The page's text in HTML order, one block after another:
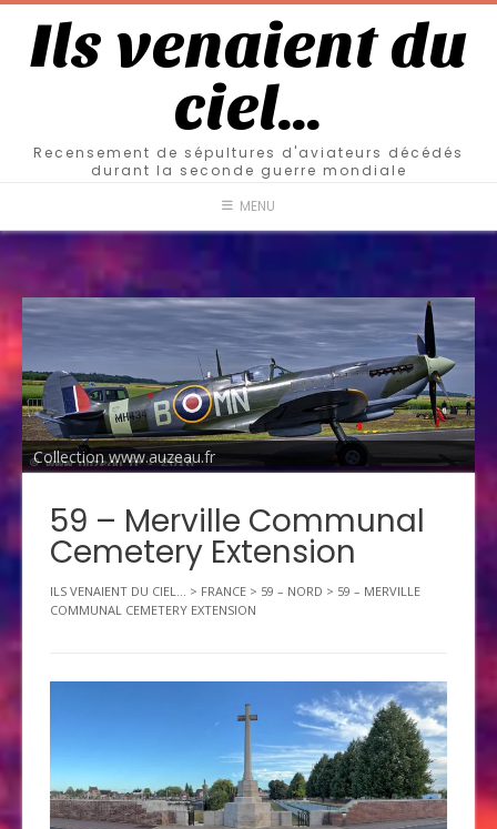
Ils venaient du
ciel…
Recensement de sépultures d'aviateurs décédés
durant la seconde guerre mondiale
MENU
Collection www.auzeau.fr
59 – Merville Communal
Cemetery Extension
ILS VENAIENT DU CIEL... > FRANCE > 59 – NORD > 59 – MERVILLE
COMMUNAL CEMETERY EXTENSION